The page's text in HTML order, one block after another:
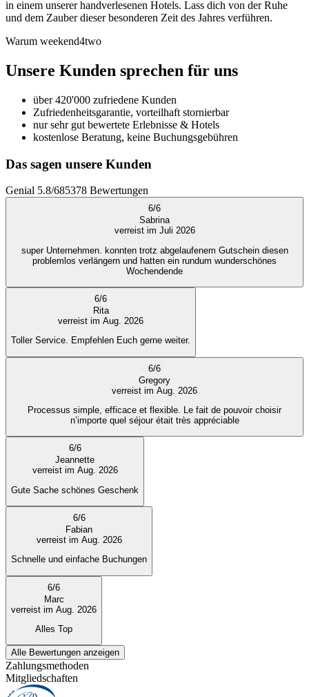
in einem unserer handverlesenen Hotels. Lass dich von der Ruhe
und dem Zauber dieser besonderen Zeit des Jahres verführen.
Warum weekend4two
Unsere Kunden sprechen für uns
über 420'000 zufriedene Kunden
Zufriedenheitsgarantie, vorteilhaft stornierbar
nur sehr gut bewertete Erlebnisse & Hotels
kostenlose Beratung, keine Buchungsgebühren
Das sagen unsere Kunden
Genial 5.8/685378 Bewertungen
6/6
Sabrina
verreist im Juli 2026
super Unternehmen. konnten trotz abgelaufenem Gutschein diesen
problemlos verlängern und hatten ein rundum wunderschönes
Wochendende
6/6
Rita
verreist im Aug. 2026
Toller Service. Empfehlen Euch gerne weiter.
6/6
Gregory
verreist im Aug. 2026
Processus simple, efficace et flexible. Le fait de pouvoir choisir
n’importe quel séjour était très appréciable
6/6
Jeannette
verreist im Aug. 2026
Gute Sache schönes Geschenk
6/6
Fabian
verreist im Aug. 2026
Schnelle und einfache Buchungen
6/6
Marc
verreist im Aug. 2026
Alles Top
Alle Bewertungen anzeigen
Zahlungsmethoden
Mitgliedschaften